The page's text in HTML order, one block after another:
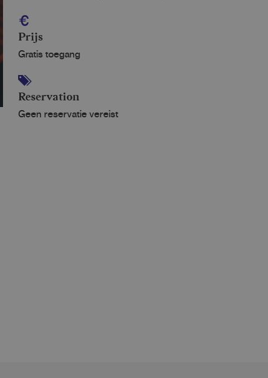
Prijs
Gratis toegang
Reservation
Geen reservatie vereist